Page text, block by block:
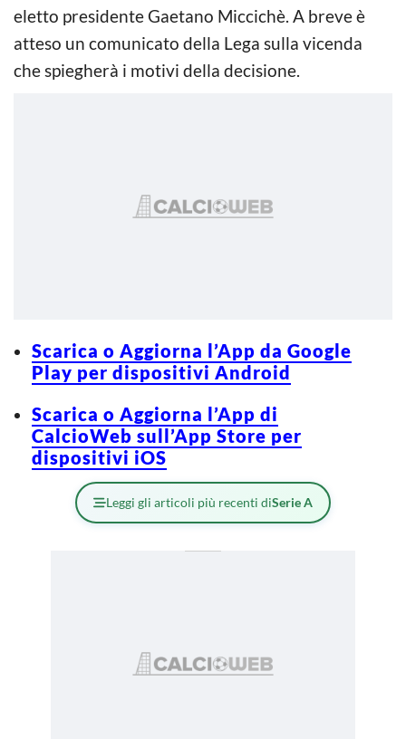
eletto presidente Gaetano Miccichè. A breve è
atteso un comunicato della Lega sulla vicenda
che spiegherà i motivi della decisione.
Scarica o Aggiorna l’App da Google
Play per dispositivi Android
Scarica o Aggiorna l’App di
CalcioWeb sull’App Store per
dispositivi iOS
Leggi gli articoli più recenti diSerie A